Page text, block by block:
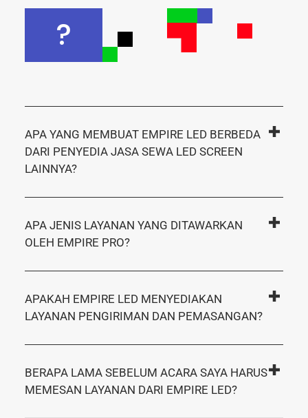
?
APA YANG MEMBUAT EMPIRE LED BERBEDA
DARI PENYEDIA JASA SEWA LED SCREEN
LAINNYA?
APA JENIS LAYANAN YANG DITAWARKAN
OLEH EMPIRE PRO?
APAKAH EMPIRE LED MENYEDIAKAN
LAYANAN PENGIRIMAN DAN PEMASANGAN?
BERAPA LAMA SEBELUM ACARA SAYA HARUS
MEMESAN LAYANAN DARI EMPIRE LED?